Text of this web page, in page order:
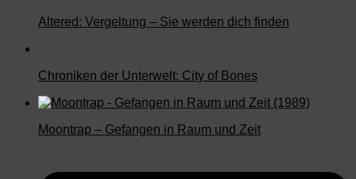
Altered: Vergeltung – Sie werden dich finden
Chroniken der Unterwelt: City of Bones
Moontrap – Gefangen in Raum und Zeit